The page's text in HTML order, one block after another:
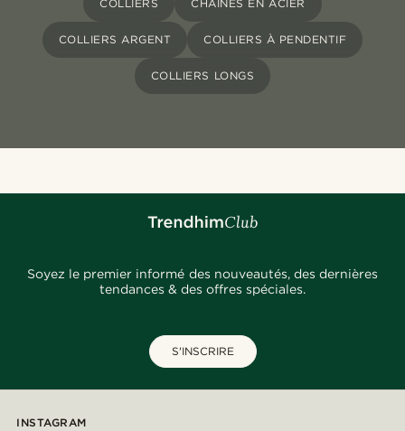
COLLIERS CHAÎNES EN ACIER
COLLIERS ARGENT COLLIERS À PENDENTIF
COLLIERS LONGS
Soyez le premier informé des nouveautés, des dernières
tendances & des offres spéciales.
S'INSCRIRE
INSTAGRAM